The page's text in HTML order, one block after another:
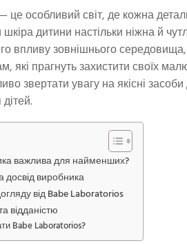
особливий світ, де кожна
дитини настільки ніжна й
впливу зовнішнього
які прагнуть захистити своїх
звертати увагу на якісні
важлива для найменших?
досвід виробника
від Babe Laboratorios
відданістю
Babe Laboratorios?